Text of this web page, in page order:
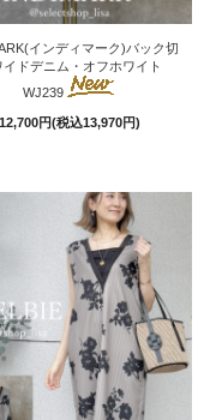
インディマーク)バック切
イドデニム・オフホワイト
WJ239
12,700円(税込13,970円)